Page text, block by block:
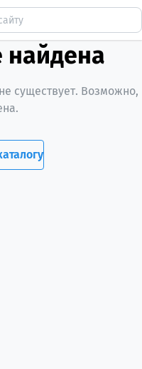
найдена
существует. Возможно,